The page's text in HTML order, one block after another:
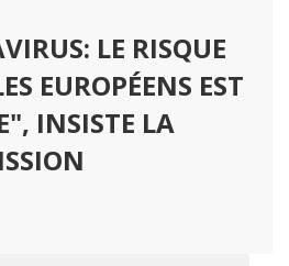
LE RISQUE
EUROPÉENS EST
INSISTE LA